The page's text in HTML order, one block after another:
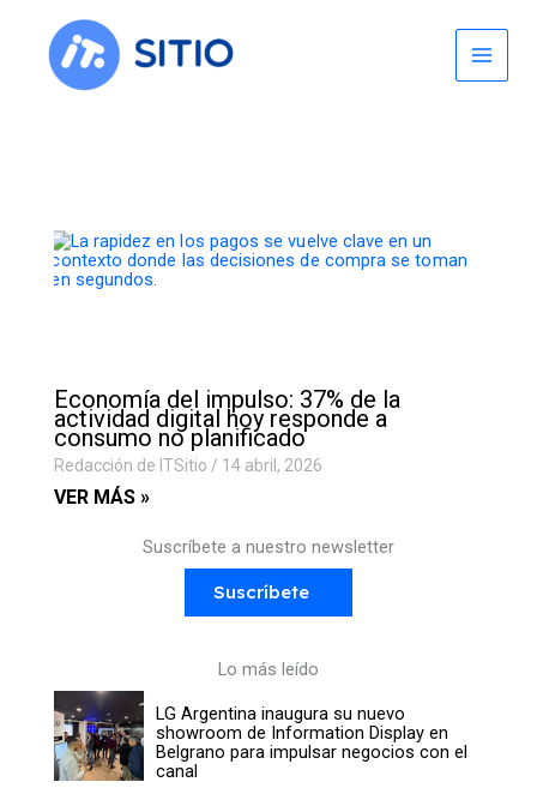
content
Economía del impulso: 37% de la
actividad digital hoy responde a
consumo no planificado
Redacción de ITSitio 14 abril, 2026
VER MÁS »
Suscríbete a nuestro newsletter
Suscríbete
Lo más leído
LG Argentina inaugura su nuevo
showroom de Information Display en
Belgrano para impulsar negocios con el
canal